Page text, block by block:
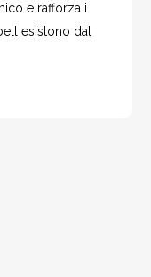
e rafforza i
esistono dal